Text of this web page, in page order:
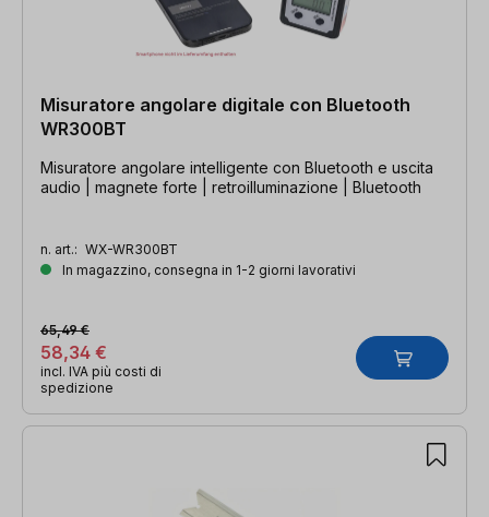
Misuratore angolare digitale con Bluetooth
WR300BT
Misuratore angolare intelligente con Bluetooth e uscita
audio | magnete forte | retroilluminazione | Bluetooth
n. art.: WX-WR300BT
In magazzino, consegna in 1-2 giorni lavorativi
58,34 €
65,49 €
incl. IVA più costi di
spedizione